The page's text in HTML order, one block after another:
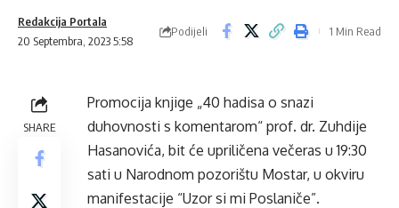
20 Septembra, 2023 5:58
Redakcija Portala
Podijeli 1 Min Read
SHARE
Promocija knjige „40 hadisa o snazi
duhovnosti s komentarom“ prof. dr. Zuhdije
Hasanovića, bit će upriličena večeras u 19:30
sati u Narodnom pozorištu Mostar, u okviru
manifestacije “Uzor si mi Poslaniče”.